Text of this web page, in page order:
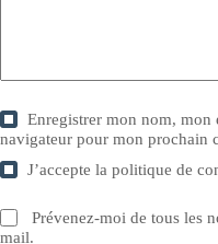
Enregistrer mon nom, mon
navigateur pour mon prochain
J’accepte lapolitique de
Prévenez-moi de tous les
mail.